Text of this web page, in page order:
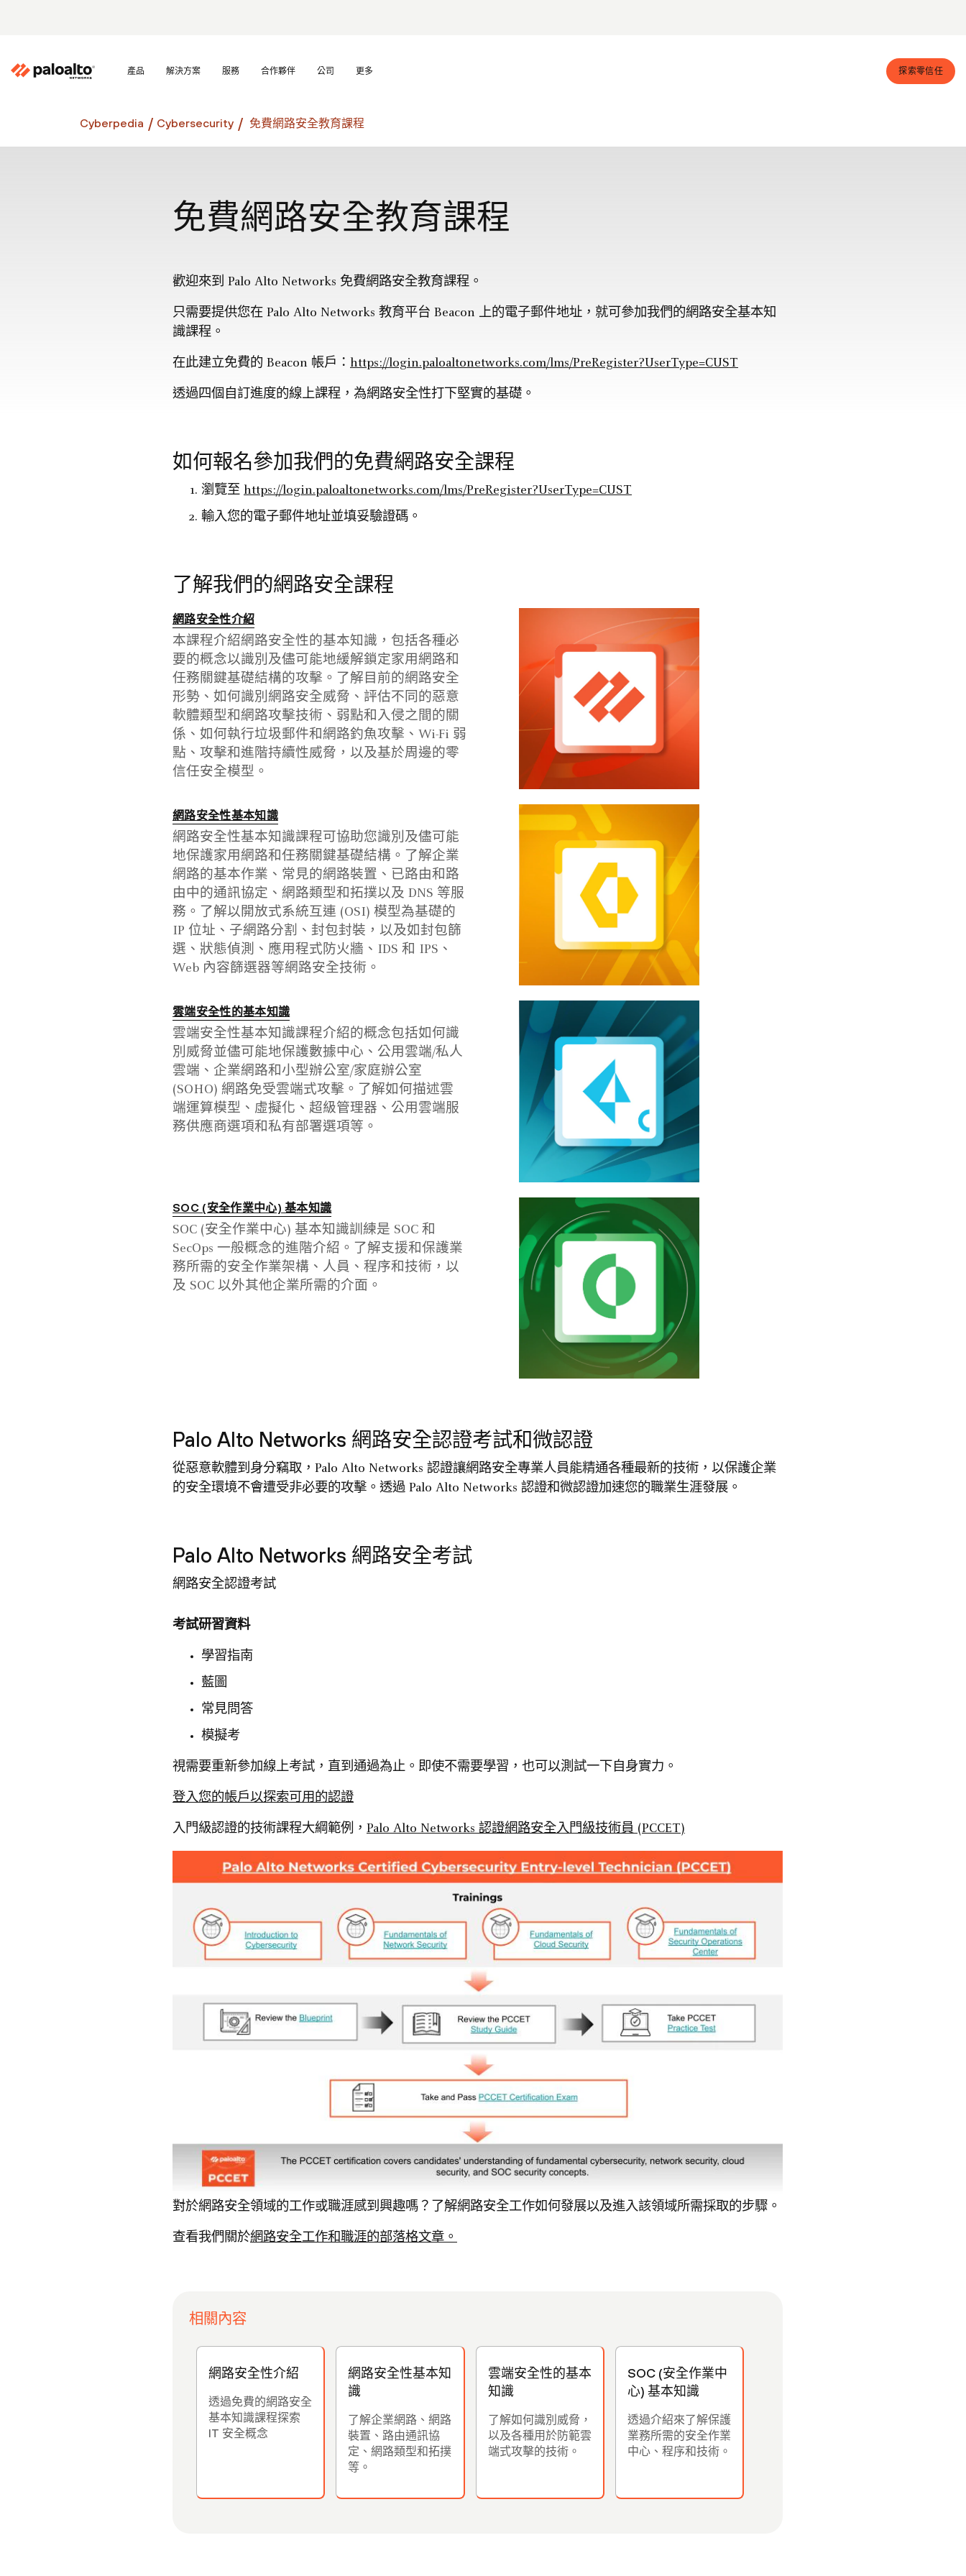
產品 解決方案 服務 合作夥伴 公司 更多 探索零信任
Cyberpedia Cybersecurity 免費網路安全教育課程
免費網路安全教育課程
歡迎來到 Palo Alto Networks 免費網路安全教育課程。
只需要提供您在 Palo Alto Networks 教育平台 Beacon 上的電子郵件地址，就可參加我們的網路安全基本知
識課程。
在此建立免費的 Beacon 帳戶： https://login.paloaltonetworks.com/lms/PreRegister?UserType=CUST
透過四個自訂進度的線上課程，為網路安全性打下堅實的基礎。
如何報名參加我們的免費網路安全課程
瀏覽至 https://login.paloaltonetworks.com/lms/PreRegister?UserType=CUST
輸入您的電子郵件地址並填妥驗證碼。
了解我們的網路安全課程
網路安全性介紹
本課程介紹網路安全性的基本知識，包括各種必
要的概念以識別及儘可能地緩解鎖定家用網路和
任務關鍵基礎結構的攻擊。了解目前的網路安全
形勢、如何識別網路安全威脅、評估不同的惡意
軟體類型和網路攻擊技術、弱點和入侵之間的關
係、如何執行垃圾郵件和網路釣魚攻擊、Wi-Fi 弱
點、攻擊和進階持續性威脅，以及基於周邊的零
信任安全模型。
網路安全性基本知識
網路安全性基本知識課程可協助您識別及儘可能
地保護家用網路和任務關鍵基礎結構。了解企業
網路的基本作業、常見的網路裝置、已路由和路
由中的通訊協定、網路類型和拓撲以及 DNS 等服
務。了解以開放式系統互連 (OSI) 模型為基礎的
IP 位址、子網路分割、封包封裝，以及如封包篩
選、狀態偵測、應用程式防火牆、IDS 和 IPS、
Web 內容篩選器等網路安全技術。
雲端安全性的基本知識
雲端安全性基本知識課程介紹的概念包括如何識
別威脅並儘可能地保護數據中心、公用雲端/私人
雲端、企業網路和小型辦公室/家庭辦公室
(SOHO) 網路免受雲端式攻擊。了解如何描述雲
端運算模型、虛擬化、超級管理器、公用雲端服
務供應商選項和私有部署選項等。
SOC (安全作業中心) 基本知識
SOC (安全作業中心) 基本知識訓練是 SOC 和
SecOps 一般概念的進階介紹。了解支援和保護業
務所需的安全作業架構、人員、程序和技術，以
及 SOC 以外其他企業所需的介面。
Palo Alto Networks 網路安全認證考試和微認證
從惡意軟體到身分竊取，Palo Alto Networks 認證讓網路安全專業人員能精通各種最新的技術，以保護企業
的安全環境不會遭受非必要的攻擊。透過 Palo Alto Networks 認證和微認證加速您的職業生涯發展。
Palo Alto Networks 網路安全考試
網路安全認證考試
考試研習資料
學習指南
藍圖
常見問答
模擬考
視需要重新參加線上考試，直到通過為止。即使不需要學習，也可以測試一下自身實力。
登入您的帳戶以探索可用的認證
入門級認證的技術課程大綱範例， Palo Alto Networks 認證網路安全入門級技術員 (PCCET)
對於網路安全領域的工作或職涯感到興趣嗎？了解網路安全工作如何發展以及進入該領域所需採取的步驟。
查看我們關於網路安全工作和職涯的部落格文章。
相關內容
網路安全性介紹
透過免費的網路安全
基本知識課程探索
IT 安全概念
網路安全性基本知
識
了解企業網路、網路
裝置、路由通訊協
定、網路類型和拓撲
等。
雲端安全性的基本
知識
了解如何識別威脅，
以及各種用於防範雲
端式攻擊的技術。
SOC (安全作業中
心) 基本知識
透過介紹來了解保護
業務所需的安全作業
中心、程序和技術。